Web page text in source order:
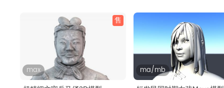
售
max ma/mb